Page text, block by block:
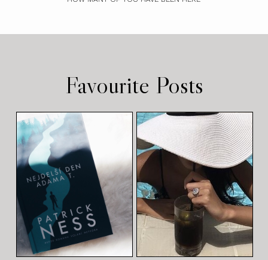
Favourite Posts